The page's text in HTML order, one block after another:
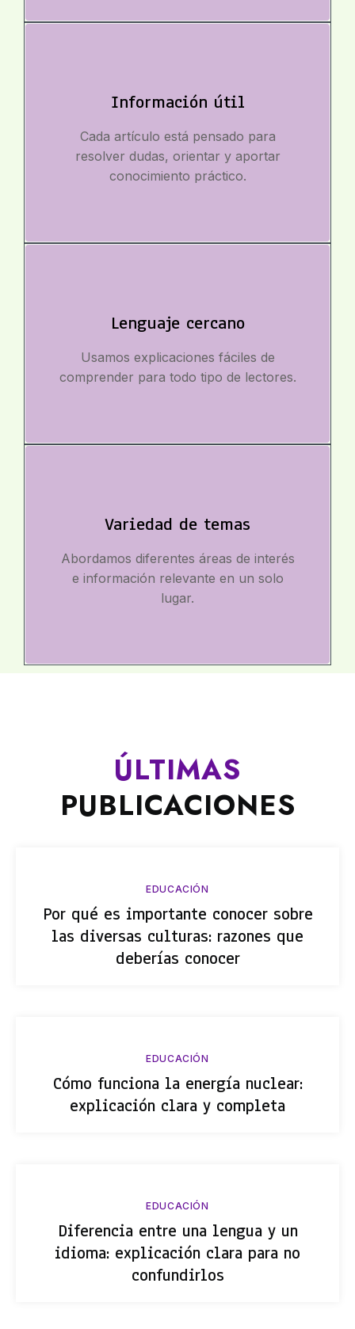
Información útil
Cada artículo está pensado para
resolver dudas, orientar y aportar
conocimiento práctico.
Lenguaje cercano
Usamos explicaciones fáciles de
comprender para todo tipo de lectores.
Variedad de temas
Abordamos diferentes áreas de interés
e información relevante en un solo
lugar.
ÚLTIMAS
PUBLICACIONES
EDUCACIÓN
Por qué es importante conocer sobre
las diversas culturas: razones que
deberías conocer
EDUCACIÓN
Cómo funciona la energía nuclear:
explicación clara y completa
EDUCACIÓN
Diferencia entre una lengua y un
idioma: explicación clara para no
confundirlos